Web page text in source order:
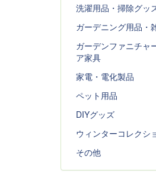
洗濯用品・掃除グッ
ガーデニング用品・
ガーデンファニチャ
ア家具
家電・電化製品
ペット用品
DIYグッズ
ウィンターコレクシ
その他